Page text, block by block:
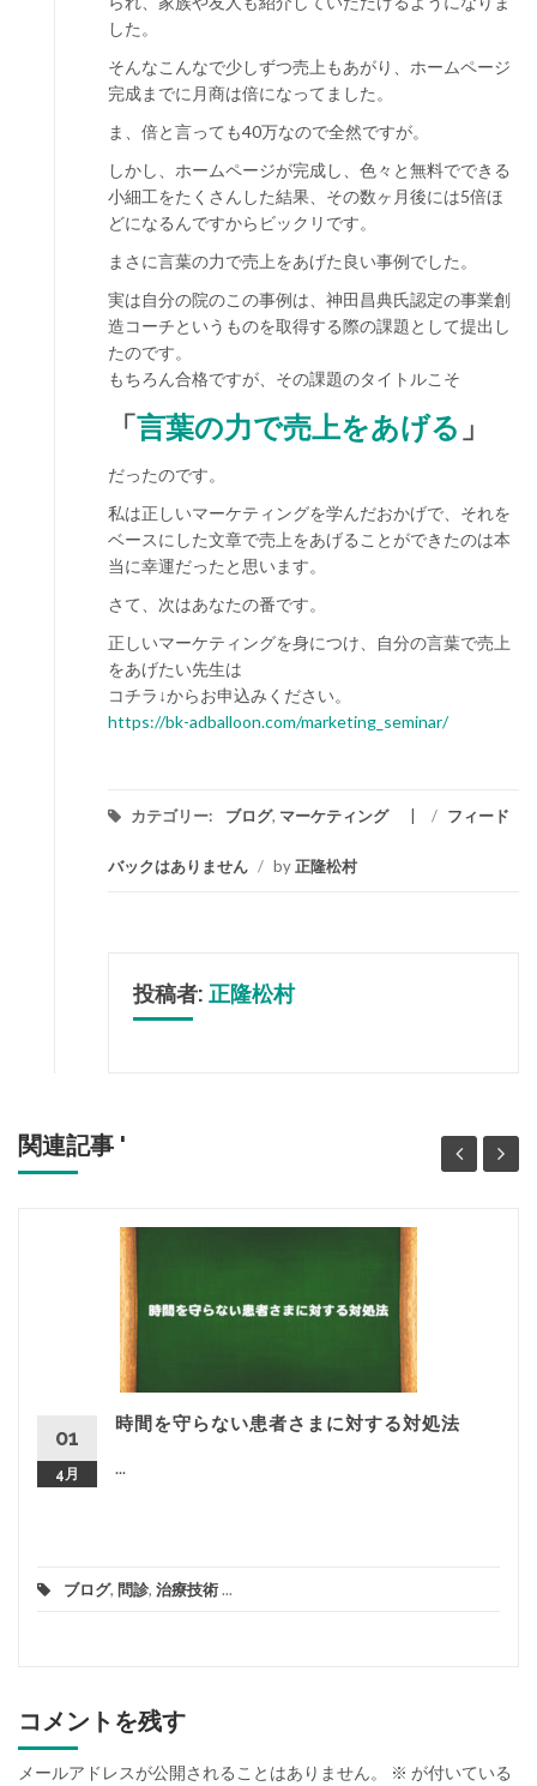
した。
そんなこんなで少しずつ売上もあがり、ホームページ
完成までに月商は倍になってました。
ま、倍と言っても40万なので全然ですが。
しかし、ホームページが完成し、色々と無料でできる
小細工をたくさんした結果、その数ヶ月後には5倍ほ
どになるんですからビックリです。
まさに言葉の力で売上をあげた良い事例でした。
実は自分の院のこの事例は、神田昌典氏認定の事業創
造コーチというものを取得する際の課題として提出し
たのです。
もちろん合格ですが、その課題のタイトルこそ
「言葉の力で売上をあげる 」
だったのです。
私は正しいマーケティングを学んだおかげで、それを
ベースにした文章で売上をあげることができたのは本
当に幸運だったと思います。
さて、次はあなたの番です。
正しいマーケティングを身につけ、自分の言葉で売上
をあげたい先生は
コチラ↓からお申込みください。
https://bk-adballoon.com/marketing_seminar/
カテゴリー: ブログ, マーケティング / フィード
バックはありません / by正隆松村
投稿者: 正隆松村
関連記事 '
01
4月
時間を守らない患者さまに対する対処法
...
ブログ, 問診, 治療技術...
コメントを残す
メールアドレスが公開されることはありません。 ※ が付いている